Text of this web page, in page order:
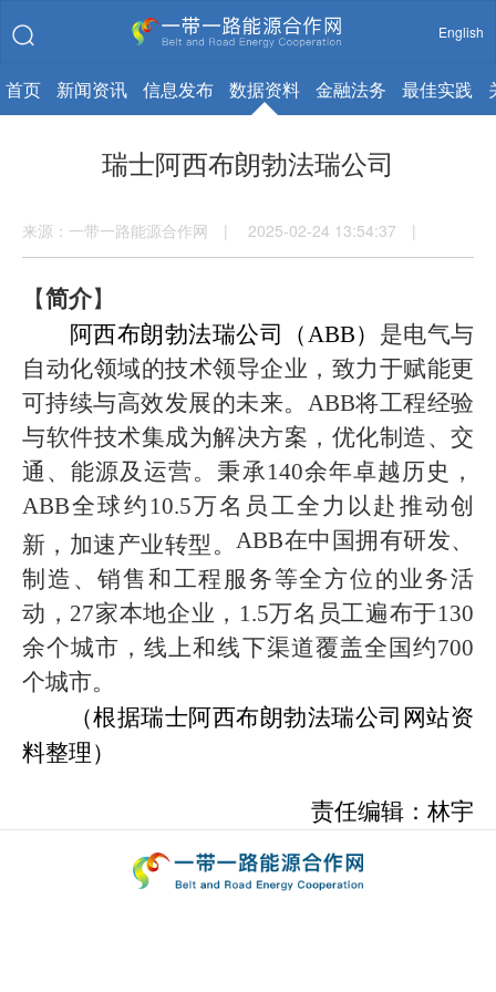
English
首页 新闻资讯 信息发布 数据资料 金融法务 最佳实践
瑞士阿西布朗勃法瑞公司
来源：一带一路能源合作网 | 2025-02-24 13:54:37 |
【简介】
阿西布朗勃法瑞公司（ABB） 是电气与
自动化领域的技术领导企业，致力于赋能更
可持续与高效发展的未来。ABB将工程经验
与软件技术集成为解决方案，优化制造、交
通、能源及运营。秉承140余年卓越历史，
ABB全球约10.5万名员工全力以赴推动创
新，加速产业转型。ABB在中国拥有研发、
制造、销售和工程服务等全方位的业务活
动，27家本地企业，1.5万名员工遍布于130
余个城市，线上和线下渠道覆盖全国约700
个城市。
（根据瑞士阿西布朗勃法瑞公司网站资
料整理）
责任编辑：林宇